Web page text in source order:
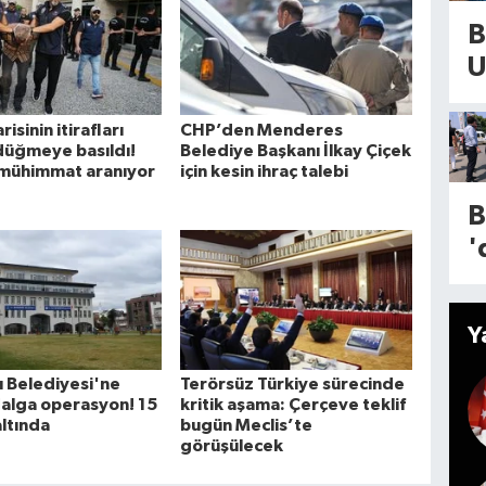
itirafları
basıldı!
aranıyor
CHP’den Menderes
Belediye Başkanı İlkay Çiçek
için kesin ihraç talebi
Belediyesi'ne
operasyon! 15
Terörsüz Türkiye sürecinde
kritik aşama: Çerçeve teklif
bugün Meclis’te
görüşülecek
a